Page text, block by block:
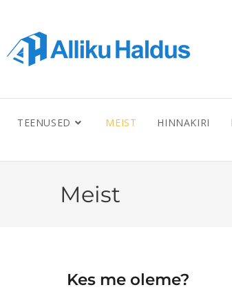
TEENUSED MEIST HINNAKIRI
Meist
Kes me oleme?